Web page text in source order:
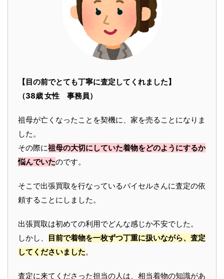
【目の前でとても丁寧に査定してくれました】
（38歳 女性 事務員）
祖母が亡くなったことを契機に、家を売ることになりま
した。
その際に祖母の大切にしていた着物をどのようにするか
悩んでいたのです。
そこで出張買取を行なっているバイセルさんに査定の依
頼することにしました。
出張買取は初めての利用でどんな感じか不安でした。
しかし、
目前で着物を一枚ずつ丁重に扱いながら、査定
してくださいました。
査定に来てくださった担当の人は、相当着物の知識があ